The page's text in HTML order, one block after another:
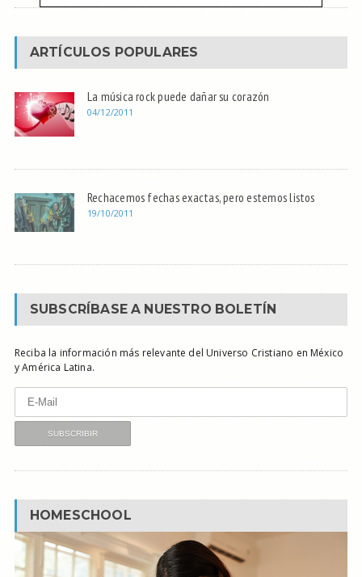
ARTÍCULOS POPULARES
La música rock puede dañar su corazón
04/12/2011
Rechacemos fechas exactas, pero estemos listos
19/10/2011
SUBSCRÍBASE A NUESTRO BOLETÍN
Reciba la información más relevante del Universo Cristiano en México
y América Latina.
HOMESCHOOL